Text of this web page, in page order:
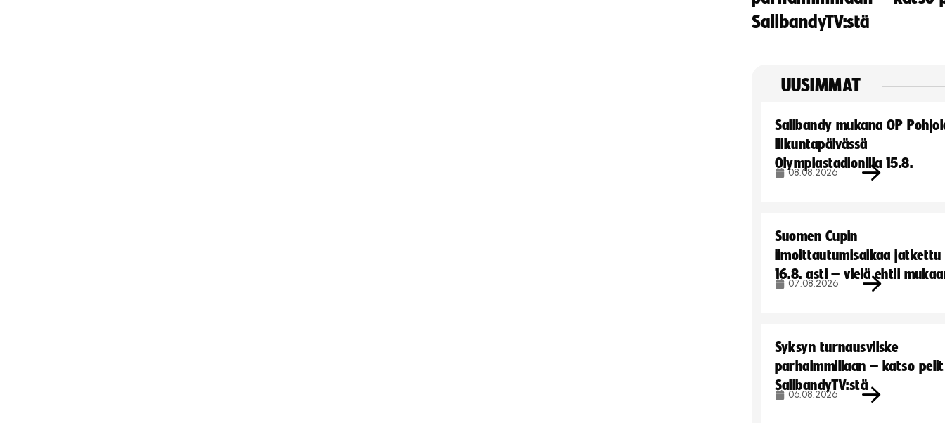
SalibandyTV:stä
UUSIMMAT
Salibandy mukana OP
liikuntapäivässä
Olympiastadionilla 15.8.
08.08.2026
Suomen Cupin
ilmoittautumisaikaa jatkettu
16.8. asti – vielä ehtii
07.08.2026
Syksyn turnausvilske
parhaimmillaan – katso pelit
SalibandyTV:stä
06.08.2026